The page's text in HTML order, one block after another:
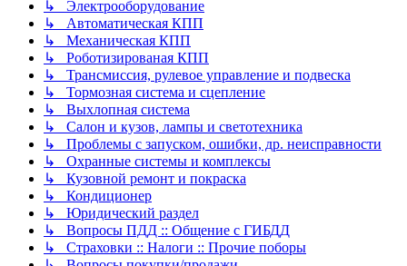
↳ Электрооборудование
↳ Автоматическая КПП
↳ Механическая КПП
↳ Роботизированая КПП
↳ Трансмиссия, рулевое управление и подвеска
↳ Тормозная система и сцепление
↳ Выхлопная система
↳ Салон и кузов, лампы и светотехника
↳ Проблемы с запуском, ошибки, др. неисправности
↳ Охранные системы и комплексы
↳ Кузовной ремонт и покраска
↳ Кондиционер
↳ Юридический раздел
↳ Вопросы ПДД :: Общение с ГИБДД
↳ Страховки :: Налоги :: Прочие поборы